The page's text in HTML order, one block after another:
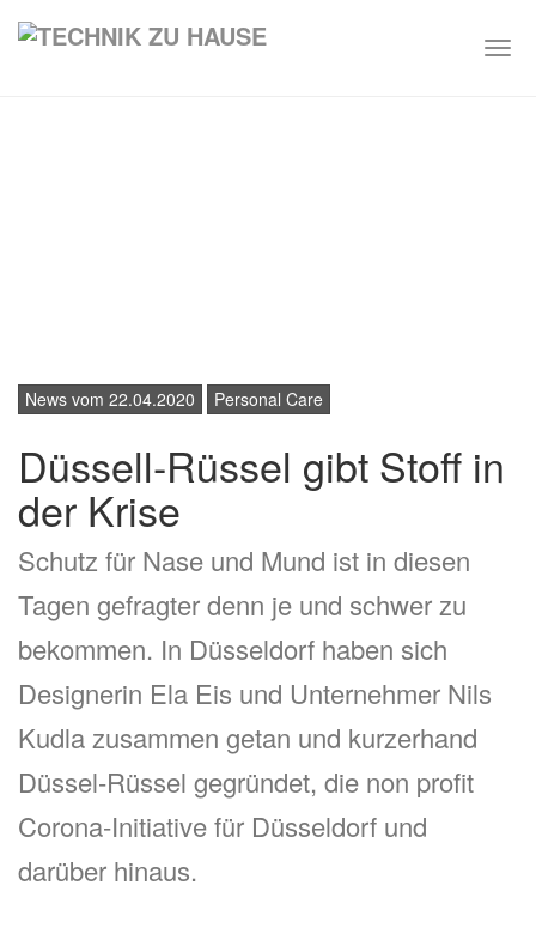
News vom 22.04.2020 Personal Care
Düssell-Rüssel gibt Stoff in
der Krise
Schutz für Nase und Mund ist in diesen
Tagen gefragter denn je und schwer zu
bekommen. In Düsseldorf haben sich
Designerin Ela Eis und Unternehmer Nils
Kudla zusammen getan und kurzerhand
Düssel-Rüssel gegründet, die non profit
Corona-Initiative für Düsseldorf und
darüber hinaus.